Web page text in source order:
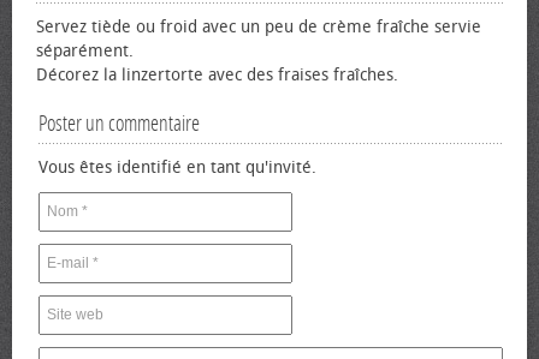
Servez tiède ou froid avec un peu de crème fraîche servie
séparément.
Décorez la linzertorte avec des fraises fraîches.
Poster un commentaire
Vous êtes identifié en tant qu'invité.